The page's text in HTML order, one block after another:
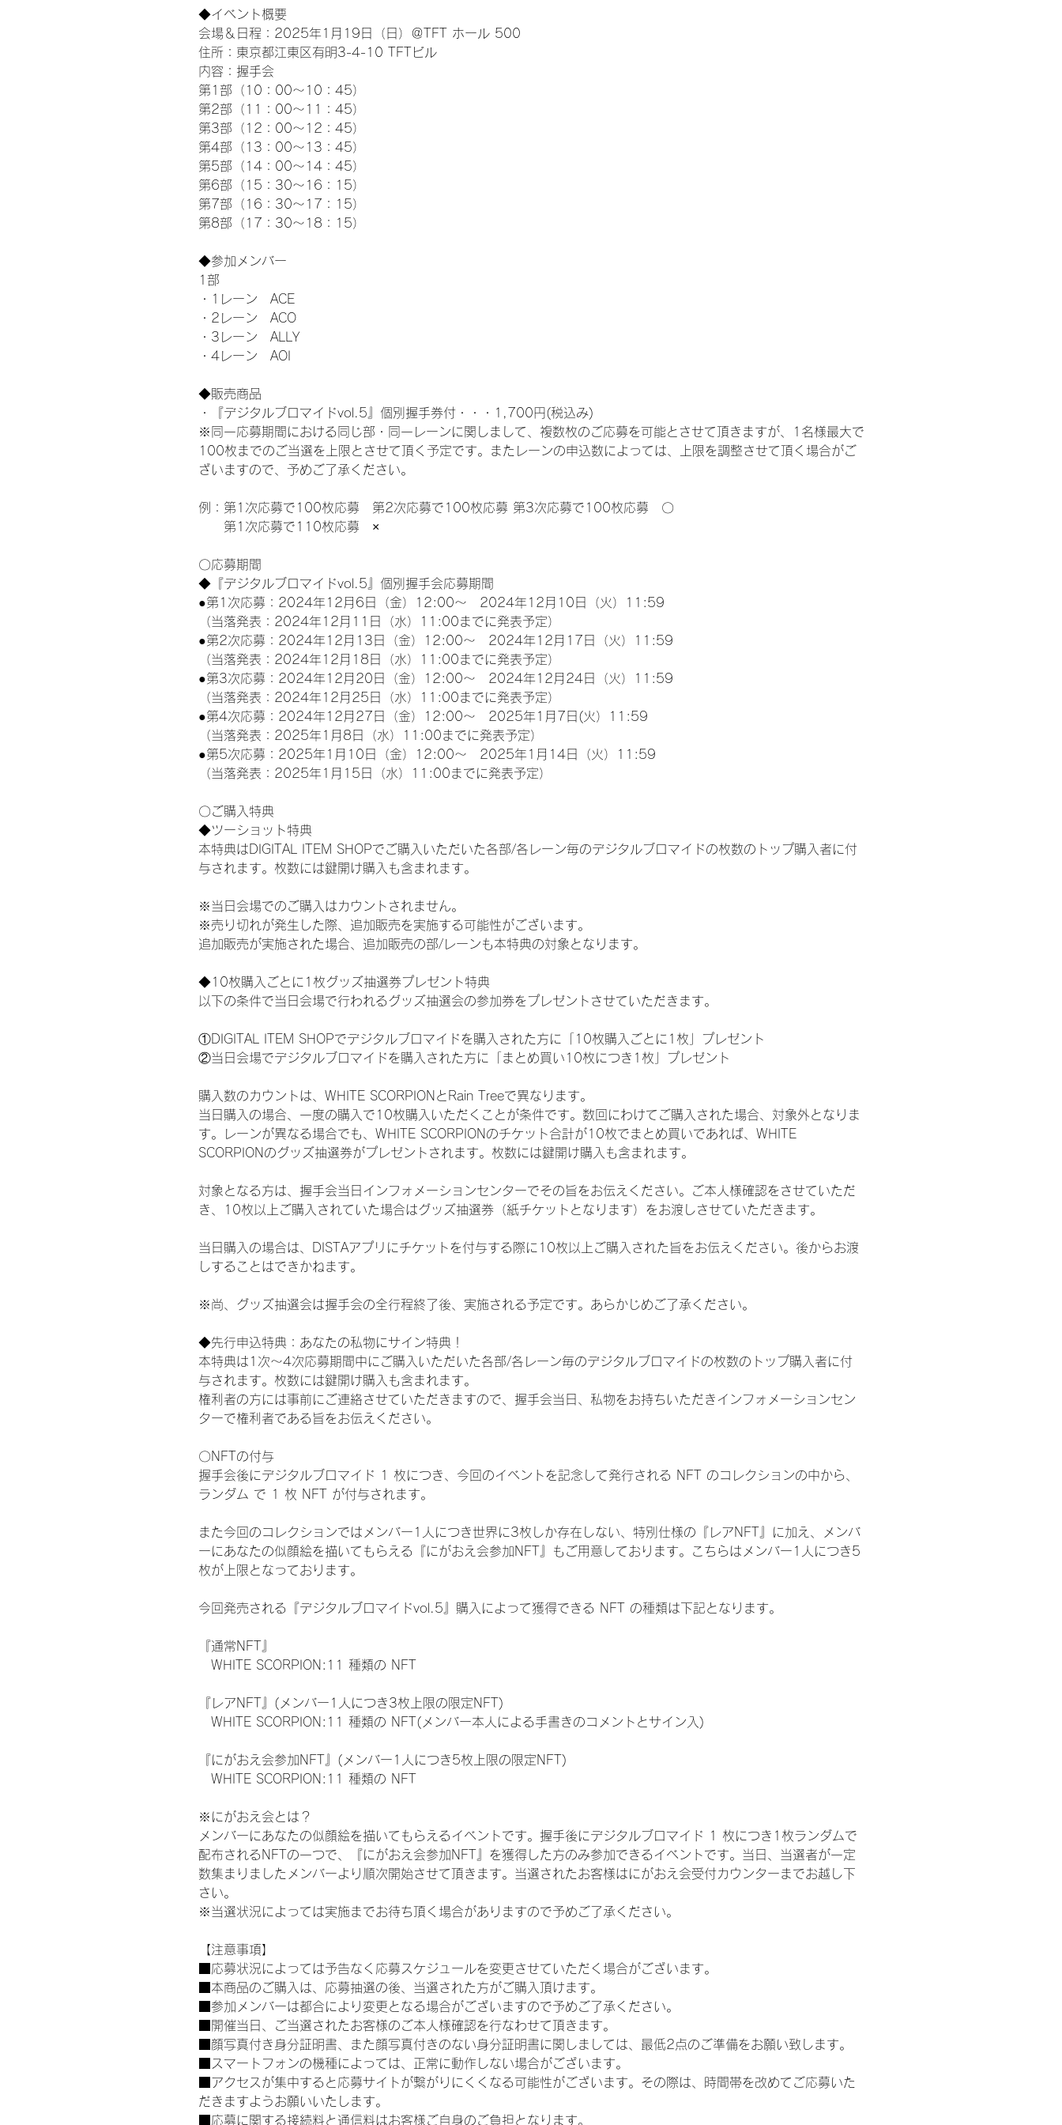
◆イベント概要
会場＆日程：2025年1月19日（日）＠TFT ホール 500
住所：東京都江東区有明3-4-10 TFTビル
内容：握手会
第1部（10：00～10：45）
第2部（11：00～11：45）
第3部（12：00～12：45）
第4部（13：00～13：45）
第5部（14：00～14：45）
第6部（15：30～16：15）
第7部（16：30～17：15）
第8部（17：30～18：15）
◆参加メンバー
1部
・1レーン　ACE
・2レーン　ACO
・3レーン　ALLY
・4レーン　AOI
◆販売商品
・『デジタルブロマイドvol.5』個別握手券付・・・1,700円(税込み)
※同一応募期間における同じ部・同一レーンに関しまして、複数枚のご応募を可能とさせて頂きますが、1名様最大で
100枚までのご当選を上限とさせて頂く予定です。またレーンの申込数によっては、上限を調整させて頂く場合がご
ざいますので、予めご了承ください。
例：第1次応募で100枚応募　第2次応募で100枚応募 第3次応募で100枚応募　〇
第1次応募で110枚応募　×
〇応募期間
◆『デジタルブロマイドvol.5』個別握手会応募期間
●第1次応募：2024年12月6日（金）12:00～　2024年12月10日（火）11:59
（当落発表：2024年12月11日（水）11:00までに発表予定）
●第2次応募：2024年12月13日（金）12:00～　2024年12月17日（火）11:59
（当落発表：2024年12月18日（水）11:00までに発表予定）
●第3次応募：2024年12月20日（金）12:00～　2024年12月24日（火）11:59
（当落発表：2024年12月25日（水）11:00までに発表予定）
●第4次応募：2024年12月27日（金）12:00～　2025年1月7日(火）11:59
（当落発表：2025年1月8日（水）11:00までに発表予定）
●第5次応募：2025年1月10日（金）12:00～　2025年1月14日（火）11:59
（当落発表：2025年1月15日（水）11:00までに発表予定）
〇ご購入特典
◆ツーショット特典
本特典はDIGITAL ITEM SHOPでご購入いただいた各部/各レーン毎のデジタルブロマイドの枚数のトップ購入者に付
与されます。枚数には鍵開け購入も含まれます。
※当日会場でのご購入はカウントされません。
※売り切れが発生した際、追加販売を実施する可能性がございます。
追加販売が実施された場合、追加販売の部/レーンも本特典の対象となります。
◆10枚購入ごとに1枚グッズ抽選券プレゼント特典
以下の条件で当日会場で行われるグッズ抽選会の参加券をプレゼントさせていただきます。
①DIGITAL ITEM SHOPでデジタルブロマイドを購入された方に「10枚購入ごとに1枚」プレゼント
②当日会場でデジタルブロマイドを購入された方に「まとめ買い10枚につき1枚」プレゼント
購入数のカウントは、WHITE SCORPIONとRain Treeで異なります。
当日購入の場合、一度の購入で10枚購入いただくことが条件です。数回にわけてご購入された場合、対象外となりま
す。レーンが異なる場合でも、WHITE SCORPIONのチケット合計が10枚でまとめ買いであれば、WHITE
SCORPIONのグッズ抽選券がプレゼントされます。枚数には鍵開け購入も含まれます。
対象となる方は、握手会当日インフォメーションセンターでその旨をお伝えください。ご本人様確認をさせていただ
き、10枚以上ご購入されていた場合はグッズ抽選券（紙チケットとなります）をお渡しさせていただきます。
当日購入の場合は、DISTAアプリにチケットを付与する際に10枚以上ご購入された旨をお伝えください。後からお渡
しすることはできかねます。
※尚、グッズ抽選会は握手会の全行程終了後、実施される予定です。あらかじめご了承ください。
◆先行申込特典：あなたの私物にサイン特典！
本特典は1次〜4次応募期間中にご購入いただいた各部/各レーン毎のデジタルブロマイドの枚数のトップ購入者に付
与されます。枚数には鍵開け購入も含まれます。
権利者の方には事前にご連絡させていただきますので、握手会当日、私物をお持ちいただきインフォメーションセン
ターで権利者である旨をお伝えください。
〇NFTの付与
握手会後にデジタルブロマイド 1 枚につき、今回のイベントを記念して発行される NFT のコレクションの中から、
ランダム で 1 枚 NFT が付与されます。
また今回のコレクションではメンバー1人につき世界に3枚しか存在しない、特別仕様の『レアNFT』に加え、メンバ
ーにあなたの似顔絵を描いてもらえる『にがおえ会参加NFT』もご用意しております。こちらはメンバー1人につき5
枚が上限となっております。
今回発売される『デジタルブロマイドvol.5』購入によって獲得できる NFT の種類は下記となります。
『通常NFT』
WHITE SCORPION:11 種類の NFT
『レアNFT』(メンバー1人につき3枚上限の限定NFT)
WHITE SCORPION:11 種類の NFT(メンバー本人による手書きのコメントとサイン入)
『にがおえ会参加NFT』(メンバー1人につき5枚上限の限定NFT)
WHITE SCORPION:11 種類の NFT
※にがおえ会とは？
メンバーにあなたの似顔絵を描いてもらえるイベントです。握手後にデジタルブロマイド 1 枚につき1枚ランダムで
配布されるNFTの一つで、『にがおえ会参加NFT』を獲得した方のみ参加できるイベントです。当日、当選者が一定
数集まりましたメンバーより順次開始させて頂きます。当選されたお客様はにがおえ会受付カウンターまでお越し下
さい。
※当選状況によっては実施までお待ち頂く場合がありますので予めご了承ください。
【注意事項】
■応募状況によっては予告なく応募スケジュールを変更させていただく場合がございます。
■本商品のご購入は、応募抽選の後、当選された方がご購入頂けます。
■参加メンバーは都合により変更となる場合がございますので予めご了承ください。
■開催当日、ご当選されたお客様のご本人様確認を行なわせて頂きます。
■顔写真付き身分証明書、また顔写真付きのない身分証明書に関しましては、最低2点のご準備をお願い致します。
■スマートフォンの機種によっては、正常に動作しない場合がございます。
■アクセスが集中すると応募サイトが繋がりにくくなる可能性がございます。その際は、時間帯を改めてご応募いた
だきますようお願いいたします。
■応募に関する接続料と通信料はお客様ご自身のご負担となります。